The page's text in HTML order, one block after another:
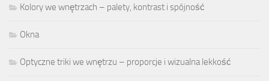
Kolory we wnętrzach – palety, kontrast i spójność
Okna
Optyczne triki we wnętrzu – proporcje i wizualna lekkość